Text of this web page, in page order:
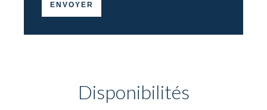
ENVOYER
Disponibilités